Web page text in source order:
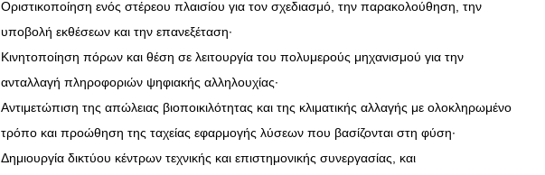
Οριστικοποίηση ενός στέρεου πλαισίου για τον σχεδιασμό, την παρακολούθηση, την
υποβολή εκθέσεων και την επανεξέταση·
Κινητοποίηση πόρων και θέση σε λειτουργία του πολυμερούς μηχανισμού για την
ανταλλαγή πληροφοριών ψηφιακής αλληλουχίας·
Αντιμετώπιση της απώλειας βιοποικιλότητας και της κλιματικής αλλαγής με ολοκληρωμένο
τρόπο και προώθηση της ταχείας εφαρμογής λύσεων που βασίζονται στη φύση·
Δημιουργία δικτύου κέντρων τεχνικής και επιστημονικής συνεργασίας, και